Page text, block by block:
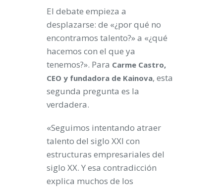
El debate empieza a
desplazarse: de «¿por qué no
encontramos talento?» a «¿qué
hacemos con el que ya
tenemos?». Para Carme Castro,
CEO y fundadora de Kainova, esta
segunda pregunta es la
verdadera.
«Seguimos intentando atraer
talento del siglo XXI con
estructuras empresariales del
siglo XX. Y esa contradicción
explica muchos de los